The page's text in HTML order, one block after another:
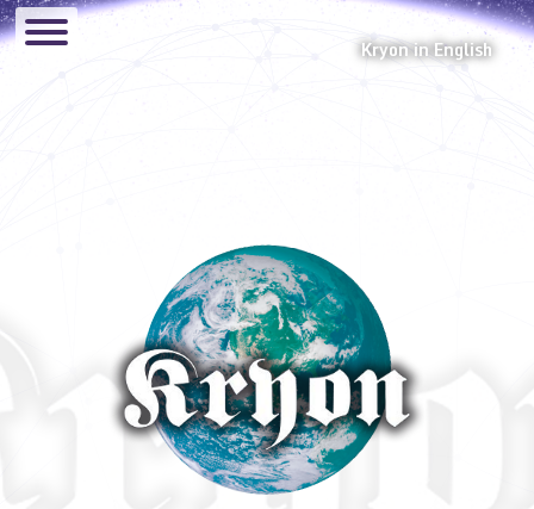
Kryon in English
Hermandad Lemuriana
Preguntas y Respuestas